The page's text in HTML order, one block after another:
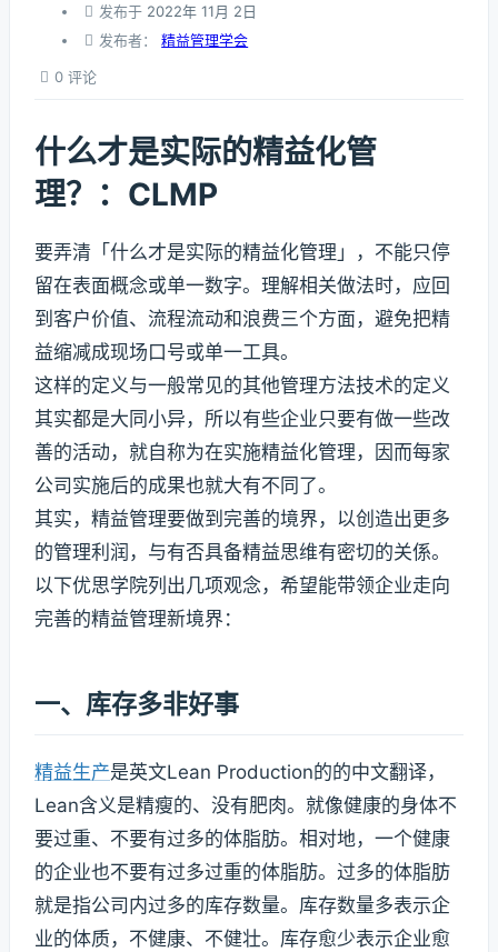
发布于 2022年 11月 2日
发布者：精益管理学会
0 评论
什么才是实际的精益化管
理？：CLMP
要弄清「什么才是实际的精益化管理」，不能只停
留在表面概念或单一数字。理解相关做法时，应回
到客户价值、流程流动和浪费三个方面，避免把精
益缩减成现场口号或单一工具。
这样的定义与一般常见的其他管理方法技术的定义
其实都是大同小异，所以有些企业只要有做一些改
善的活动，就自称为在实施精益化管理，因而每家
公司实施后的成果也就大有不同了。
其实，精益管理要做到完善的境界，以创造出更多
的管理利润，与有否具备精益思维有密切的关係。
以下优思学院列出几项观念，希望能带领企业走向
完善的精益管理新境界：
一、库存多非好事
精益生产是英文Lean Production的的中文翻译，
Lean含义是精瘦的、没有肥肉。就像健康的身体不
要过重、不要有过多的体脂肪。相对地，一个健康
的企业也不要有过多过重的体脂肪。过多的体脂肪
就是指公司内过多的库存数量。库存数量多表示企
业的体质，不健康、不健壮。库存愈少表示企业愈